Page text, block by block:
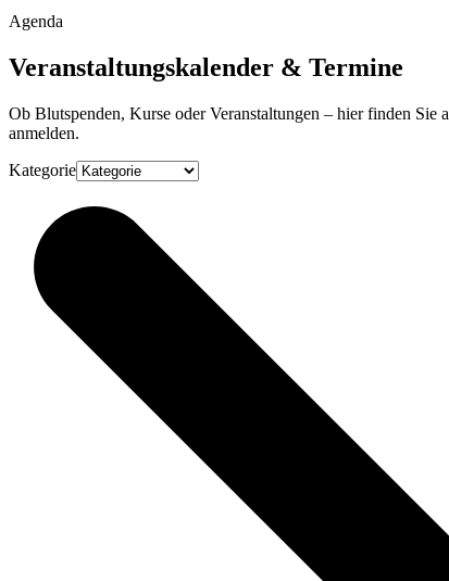
Agenda
Veranstaltungskalender & Termine
Ob Blutspenden, Kurse oder Veranstaltungen – hier finden
anmelden.
Kategorie